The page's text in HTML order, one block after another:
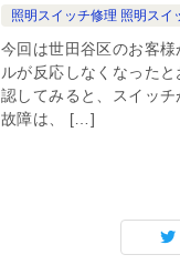
照明スイッチ修理 照明スイ
今回は世田谷区のお客
ルが反応しなくなった
認してみると、スイッ
故障は、 […]